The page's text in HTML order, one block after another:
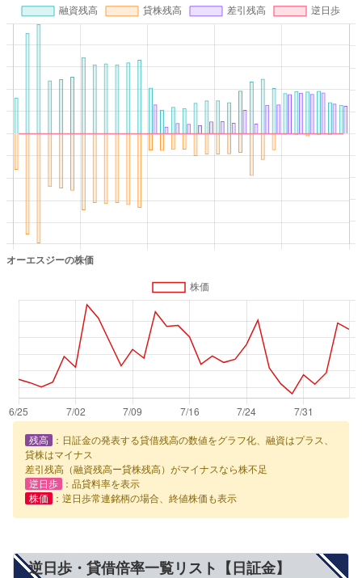
残高
：日証金の発表する貸借残高の数値をグラフ化、融資はプラス、
貸株はマイナス
差引残高（融資残高ー貸株残高）がマイナスなら株不足
逆日歩
：品貸料率を表示
株価
：逆日歩常連銘柄の場合、終値株価も表示
逆日歩・貸借倍率一覧リスト【日証金】